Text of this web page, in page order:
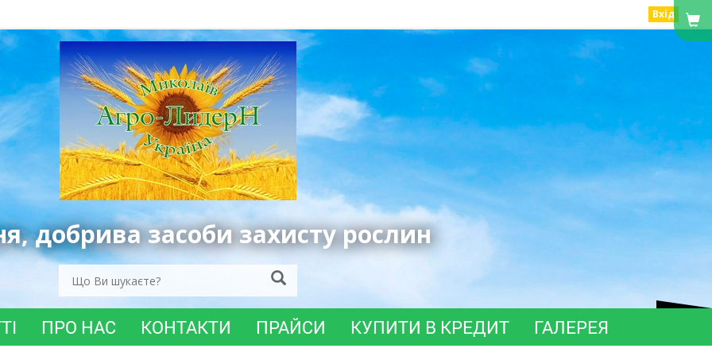
Вхід
добрива засоби захисту рослин
ПРО НАС КОНТАКТИ ПРАЙСИ КУПИТИ В КРЕДИТ ГАЛЕРЕЯ